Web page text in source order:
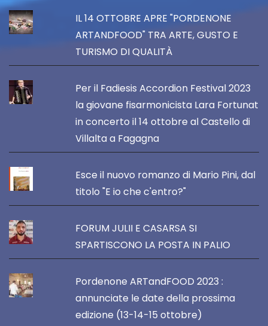
IL 14 OTTOBRE APRE "PORDENONE
ARTANDFOOD" TRA ARTE, GUSTO E
TURISMO DI QUALITÀ
Per il Fadiesis Accordion Festival 2023
la giovane fisarmonicista Lara Fortunat
in concerto il 14 ottobre al Castello di
Villalta a Fagagna
Esce il nuovo romanzo di Mario Pini, dal
titolo "E io che c'entro?"
FORUM JULII E CASARSA SI
SPARTISCONO LA POSTA IN PALIO
Pordenone ARTandFOOD 2023 :
annunciate le date della prossima
edizione (13-14-15 ottobre)